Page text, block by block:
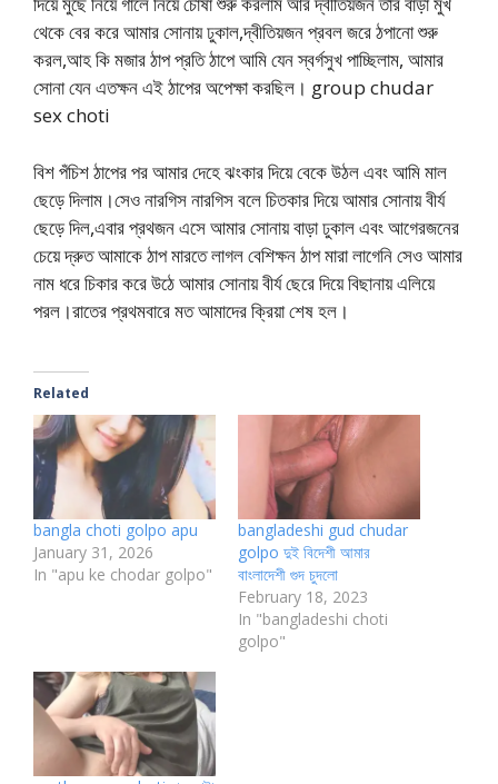
থেকে বের করে আমার সোনায় ঢুকাল,দ্বীতিয়জন প্রবল জরে ঠপানো শুরু
করল,আহ কি মজার ঠাপ প্রতি ঠাপে আমি যেন স্বর্গসুখ পাচ্ছিলাম, আমার
সোনা যেন এতক্ষন এই ঠাপের অপেক্ষা করছিল। group chudar
sex choti
বিশ পঁচিশ ঠাপের পর আমার দেহে ঝংকার দিয়ে বেকে উঠল এবং আমি মাল
ছেড়ে দিলাম।সেও নারগিস নারগিস বলে চিতকার দিয়ে আমার সোনায় বীর্য
ছেড়ে দিল,এবার প্রথজন এসে আমার সোনায় বাড়া ঢুকাল এবং আগেরজনের
চেয়ে দ্রুত আমাকে ঠাপ মারতে লাগল বেশিক্ষন ঠাপ মারা লাগেনি সেও আমার
নাম ধরে চিকার করে উঠে আমার সোনায় বীর্য ছেরে দিয়ে বিছানায় এলিয়ে
পরল।রাতের প্রথমবারে মত আমাদের ক্রিয়া শেষ হল।
Related
bangla choti golpo apu
January 31, 2026
In "apu ke chodar golpo"
bangladeshi gud chudar
golpo দুই বিদেশী আমার
বাংলাদেশী গুদ চুদলো
February 18, 2023
In "bangladeshi choti
golpo"